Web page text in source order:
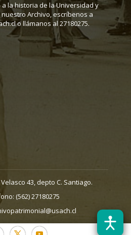
la historia de la Universidad y
Archivo, escríbenos a
o llámanos al 27180275.
43, depto C. Santiago.
(562) 27180275